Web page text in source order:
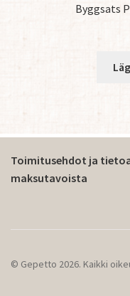
Byggsats
Toimitusehdot ja
maksutavoista
© Gepetto 2026. Kaikki